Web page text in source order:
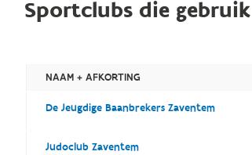
Sportclubs die
NAAM + AFKORTING
De Jeugdige Baanbrekers Zaventem
Judoclub Zaventem